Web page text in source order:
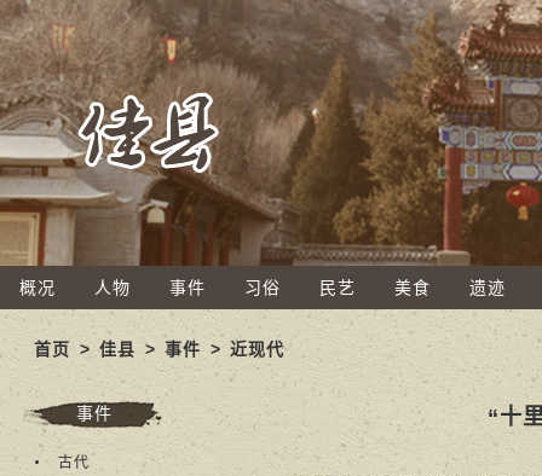
概况 人物 事件 习俗 民艺 美食 遗迹
首页 >佳县 > 事件 > 近现代
事件
古代
“十